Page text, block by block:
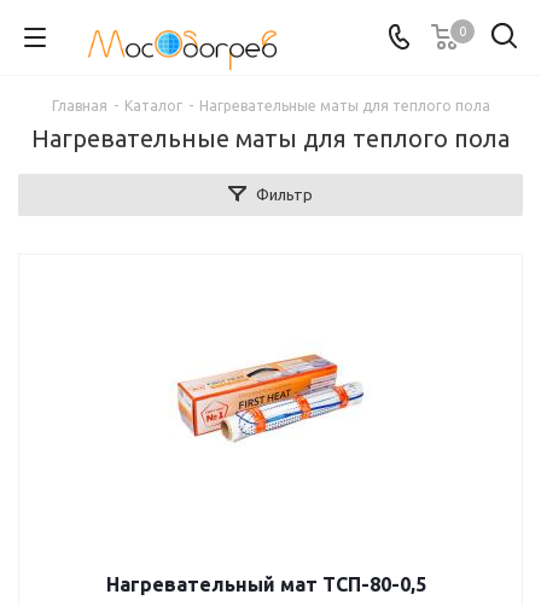
0
Главная - Каталог - Нагревательные маты для теплого пола
Нагревательные маты для теплого пола
Фильтр
Нагревательный мат ТСП-80-0,5